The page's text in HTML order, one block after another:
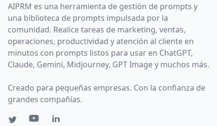
AIPRM es una herramienta de gestión de prompts y
una biblioteca de prompts impulsada por la
comunidad. Realice tareas de marketing, ventas,
operaciones, productividad y atención al cliente en
minutos con prompts listos para usar en ChatGPT,
Claude, Gemini, Midjourney, GPT Image y muchos más.
Creado para pequeñas empresas. Con la confianza de
grandes compañías.